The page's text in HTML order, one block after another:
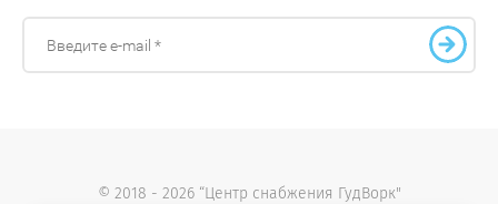
© 2018 - 2026 “Центр снабжения ГудВорк"